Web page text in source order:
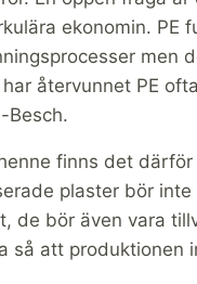
ekonomin. PE
men
återvunnet PE
Besch.
finns det
plaster bör
de bör även vara
så att produktionen